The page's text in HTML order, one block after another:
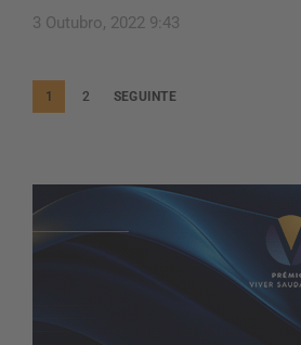
3 Outubro, 2022 9:43
P
n
1 2 SEGUINTE